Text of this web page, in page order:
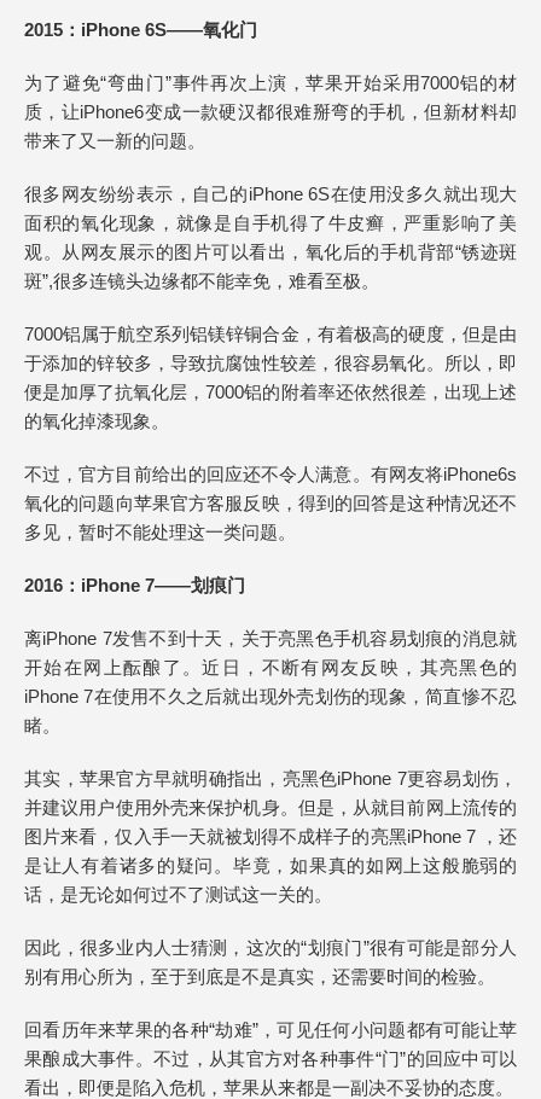
2015：iPhone 6S——氧化门
为了避免“弯曲门”事件再次上演，苹果开始采用7000铝的材
质，让iPhone6变成一款硬汉都很难掰弯的手机，但新材料却
带来了又一新的问题。
很多网友纷纷表示，自己的iPhone 6S在使用没多久就出现大
面积的氧化现象，就像是自手机得了牛皮癣，严重影响了美
观。从网友展示的图片可以看出，氧化后的手机背部“锈迹斑
斑”,很多连镜头边缘都不能幸免，难看至极。
7000铝属于航空系列铝镁锌铜合金，有着极高的硬度，但是由
于添加的锌较多，导致抗腐蚀性较差，很容易氧化。所以，即
便是加厚了抗氧化层，7000铝的附着率还依然很差，出现上述
的氧化掉漆现象。
不过，官方目前给出的回应还不令人满意。有网友将iPhone6s
氧化的问题向苹果官方客服反映，得到的回答是这种情况还不
多见，暂时不能处理这一类问题。
2016：iPhone 7——划痕门
离iPhone 7发售不到十天，关于亮黑色手机容易划痕的消息就
开始在网上酝酿了。近日，不断有网友反映，其亮黑色的
iPhone 7在使用不久之后就出现外壳划伤的现象，简直惨不忍
睹。
其实，苹果官方早就明确指出，亮黑色iPhone 7更容易划伤，
并建议用户使用外壳来保护机身。但是，从就目前网上流传的
图片来看，仅入手一天就被划得不成样子的亮黑iPhone 7 ，还
是让人有着诸多的疑问。毕竟，如果真的如网上这般脆弱的
话，是无论如何过不了测试这一关的。
因此，很多业内人士猜测，这次的“划痕门”很有可能是部分人
别有用心所为，至于到底是不是真实，还需要时间的检验。
回看历年来苹果的各种“劫难”，可见任何小问题都有可能让苹
果酿成大事件。不过，从其官方对各种事件“门”的回应中可以
看出，即便是陷入危机，苹果从来都是一副决不妥协的态度。